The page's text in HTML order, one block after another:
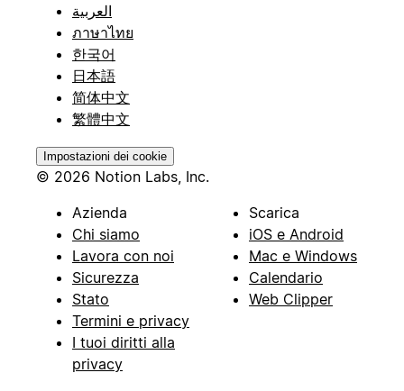
العربية
ภาษาไทย
한국어
日本語
简体中文
繁體中文
Impostazioni dei cookie
© 2026 Notion Labs, Inc.
Azienda
Chi siamo
Lavora con noi
Sicurezza
Stato
Termini e privacy
I tuoi diritti alla
privacy
Scarica
iOS e Android
Mac e Windows
Calendario
Web Clipper